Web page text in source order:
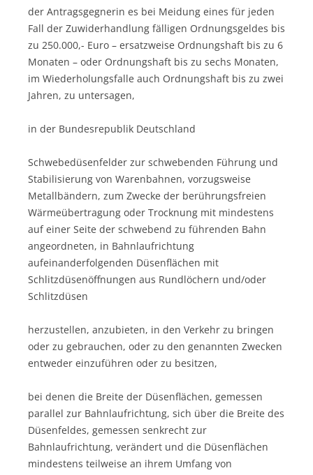
der Antragsgegnerin es bei Meidung eines für jeden
Fall der Zuwiderhandlung fälligen Ordnungsgeldes bis
zu 250.000,- Euro – ersatzweise Ordnungshaft bis zu 6
Monaten – oder Ordnungshaft bis zu sechs Monaten,
im Wiederholungsfalle auch Ordnungshaft bis zu zwei
Jahren, zu untersagen,
in der Bundesrepublik Deutschland
Schwebedüsenfelder zur schwebenden Führung und
Stabilisierung von Warenbahnen, vorzugsweise
Metallbändern, zum Zwecke der berührungsfreien
Wärmeübertragung oder Trocknung mit mindestens
auf einer Seite der schwebend zu führenden Bahn
angeordneten, in Bahnlaufrichtung
aufeinanderfolgenden Düsenflächen mit
Schlitzdüsenöffnungen aus Rundlöchern und/oder
Schlitzdüsen
herzustellen, anzubieten, in den Verkehr zu bringen
oder zu gebrauchen, oder zu den genannten Zwecken
entweder einzuführen oder zu besitzen,
bei denen die Breite der Düsenflächen, gemessen
parallel zur Bahnlaufrichtung, sich über die Breite des
Düsenfeldes, gemessen senkrecht zur
Bahnlaufrichtung, verändert und die Düsenflächen
mindestens teilweise an ihrem Umfang von